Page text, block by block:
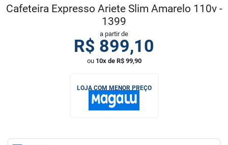
Cafeteira Expresso Ariete Slim Amarelo 110v -
1399
a partir de
R$ 899,10
ou 10x de R$ 99,90
LOJA COM MENOR PREÇO